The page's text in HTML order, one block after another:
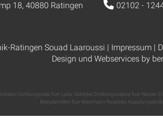
18, 40880 Ratingen 02102 -
Ratingen Souad Laaroussi | Impressum |
Design und Webservices by
Dichtungssatz fuer Lada, Getriebe Dichtungssaetze fuer Nissan
Beleglamellen fuer Wiesmann Roadster,